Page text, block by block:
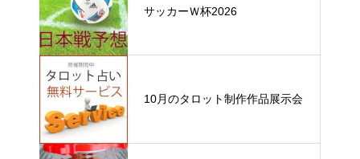
サッカーＷ杯2026
10月のタロット制作作品展示会